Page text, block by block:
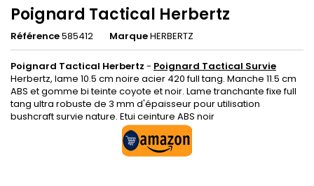
Poignard Tactical Herbertz
Référence585412 MarqueHERBERTZ
Poignard Tactical Herbertz - Poignard Tactical Survie
Herbertz, lame 10.5 cm noire acier 420 full tang. Manche 11.5 cm
ABS et gomme bi teinte coyote et noir. Lame tranchante fixe full
tang ultra robuste de 3 mm d'épaisseur pour utilisation
bushcraft survie nature. Etui ceinture ABS noir